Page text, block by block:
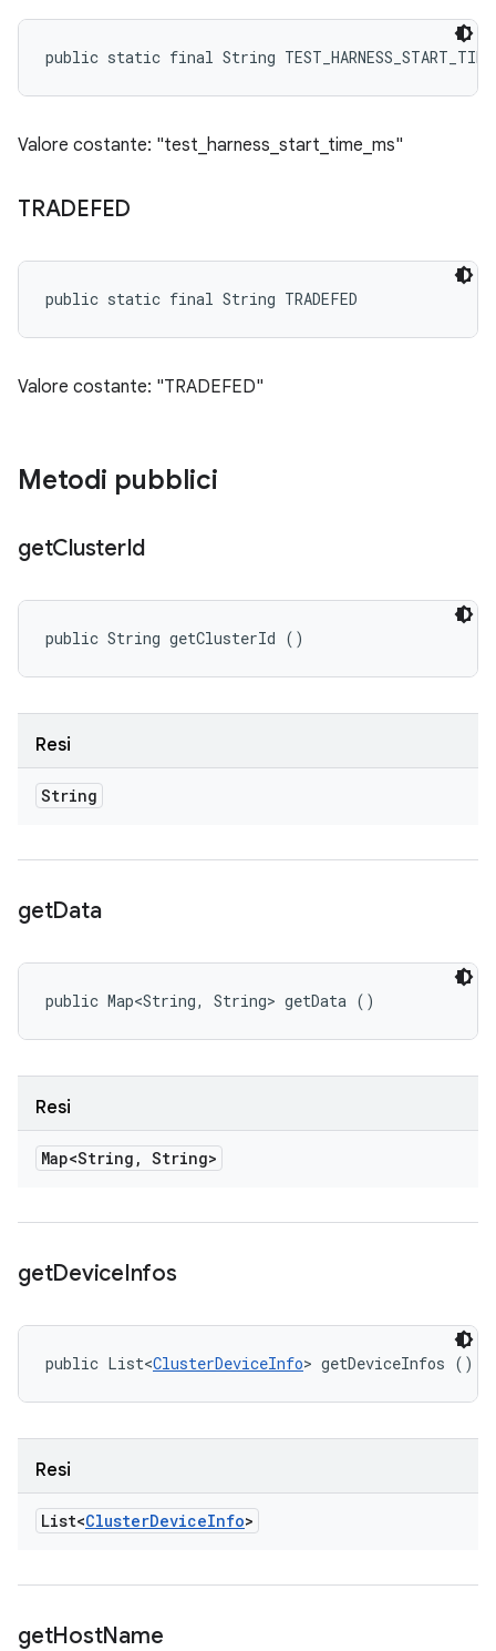
public static final String
Valore costante: "test_harness_start_time_ms"
TRADEFED
public static final String TRADEFED
Valore costante: "TRADEFED"
Metodi pubblici
getClusterId
public String getClusterId ()
Resi
String
getData
public Map<String, String> getData ()
Resi
Map<String , String>
getDeviceInfos
public List<ClusterDeviceInfo> getDeviceInfos ()
Resi
List<ClusterDeviceInfo>
getHostName